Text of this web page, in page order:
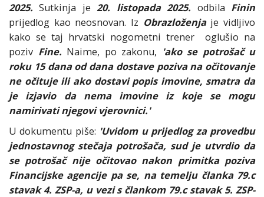
2025. Sutkinja je20. listopada 2025. odbila Finin
prijedlog kao neosnovan. Iz Obrazloženjaje vidljivo
kako se taj hrvatski nogometni trener oglušio na
poziv Fine. Naime, po zakonu, 'ako se potrošač u
roku 15 dana od dana dostave poziva na očitovanje
ne očituje ili ako dostavi popis imovine, smatra da
je izjavio da nema imovine iz koje se mogu
namirivati njegovi vjerovnici.'
U dokumentu piše: 'Uvidom u prijedlog za provedbu
jednostavnog stečaja potrošača, sud je utvrdio da
se potrošač nije očitovao nakon primitka poziva
Financijske agencije pa se, na temelju članka 79.c
stavak 4. ZSP-a, u vezi s člankom 79.c stavak 5. ZSP-